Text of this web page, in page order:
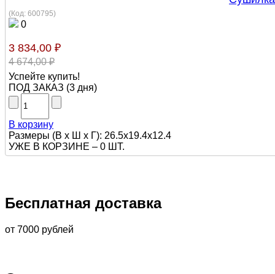
(Код: 600795)
0
3 834,00 ₽
4 674,00 ₽
Успейте купить!
ПОД ЗАКАЗ (3 дня)
В корзину
Размеры (В х Ш х Г): 26.5x19.4x12.4
УЖЕ В КОРЗИНЕ – 0 ШТ.
Бесплатная доставка
от 7000 рублей